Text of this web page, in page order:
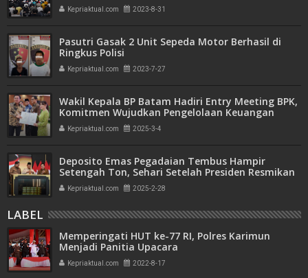
Kepriaktual.com 2023-8-31
Pasutri Gasak 2 Unit Sepeda Motor Berhasil di
Ringkus Polisi
Kepriaktual.com 2023-7-27
Wakil Kepala BP Batam Hadiri Entry Meeting BPK,
Komitmen Wujudkan Pengelolaan Keuangan
Transparan dan Akuntabel
Kepriaktual.com 2025-3-4
Deposito Emas Pegadaian Tembus Hampir
Setengah Ton, Sehari Setelah Presiden Resmikan
Bank Emas
Kepriaktual.com 2025-2-28
LABEL
Memperingati HUT ke-77 RI, Polres Karimun
Menjadi Panitia Upacara
Kepriaktual.com 2022-8-17